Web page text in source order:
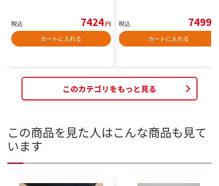
税込 7424円
カートに入れる
税込 7499
カートに入れる
このカテゴリをもっと見る
この商品を見た人はこんな商品も見て
います